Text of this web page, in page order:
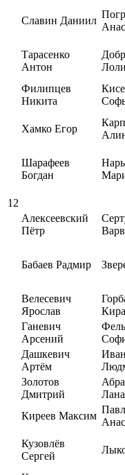
Славин Даниил
Тарасенко
Антон
Филипцев
Никита
Хамко Егор
Шарафеев
Богдан
12
Алексеевский
Пётр
Бабаев Радмир
Велесевич
Ярослав
Кира
Ганевич
Арсений
Дашкевич
Артём
Золотов
Дмитрий
Лана
Киреев Максим
Кузовлёв
Сергей